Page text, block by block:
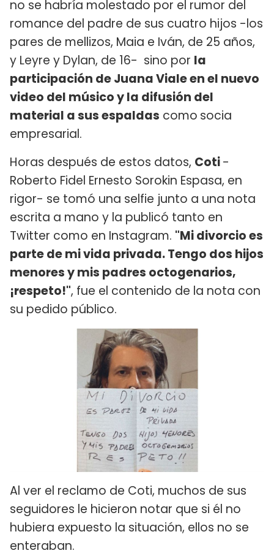
no se habría molestado por el rumor del
romance del padre de sus cuatro hijos -los
pares de mellizos, Maia e Iván, de 25 años,
y Leyre y Dylan, de 16- sino por la
participación de Juana Viale en el nuevo
video del músico y la difusión del
material a sus espaldas como socia
empresarial.
Horas después de estos datos, Coti-
Roberto Fidel Ernesto Sorokin Espasa, en
rigor- se tomó una selfie junto a una nota
escrita a mano y la publicó tanto en
Twitter como en Instagram. "Mi divorcio es
parte de mi vida privada. Tengo dos hijos
menores y mis padres octogenarios,
¡respeto!", fue el contenido de la nota con
su pedido público.
Al ver el reclamo de Coti, muchos de sus
seguidores le hicieron notar que si él no
hubiera expuesto la situación, ellos no se
enteraban.